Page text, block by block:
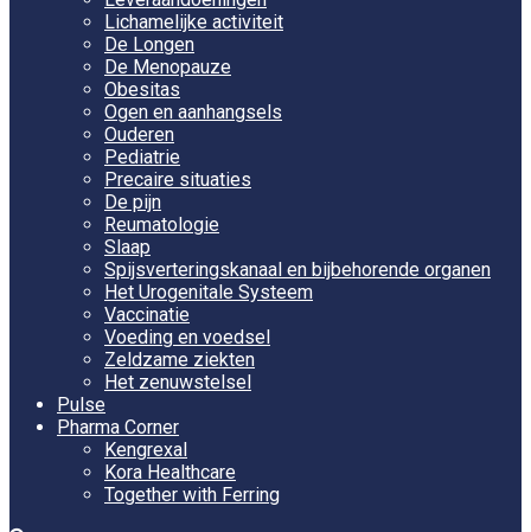
Lichamelijke activiteit
De Longen
De Menopauze
Obesitas
Ogen en aanhangsels
Ouderen
Pediatrie
Precaire situaties
De pijn
Reumatologie
Slaap
Spijsverteringskanaal en bijbehorende organen
Het Urogenitale Systeem
Vaccinatie
Voeding en voedsel
Zeldzame ziekten
Het zenuwstelsel
Pulse
Pharma Corner
Kengrexal
Kora Healthcare
Together with Ferring